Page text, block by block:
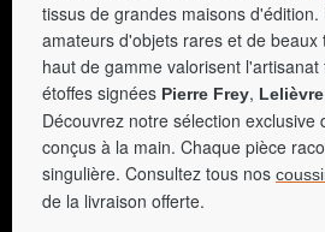
tissus de grandes maisons d'édition.
amateurs d'objets rares et de beaux
haut de gamme valorisent
étoffes signées Pierre Frey, Lelièvre
Découvrez notre sélection exclusive
conçus à la main. Chaque pièce
singulière. Consultez tous nos
de la livraison offerte.